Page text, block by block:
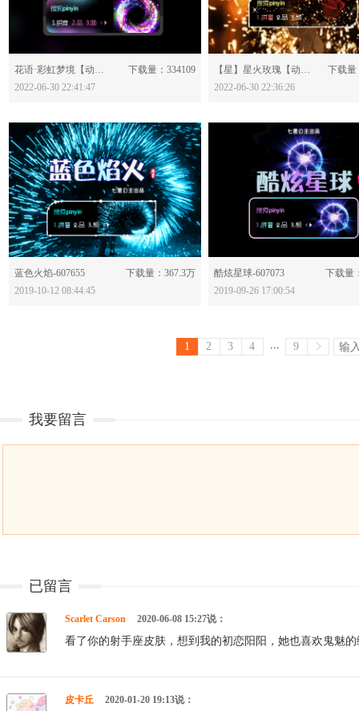
分享：
花语·彩虹梦境【动态】-628122
下载量：334109
2022-06-30 22:41:47
分享：
【星】星火玫瑰【动态】-628120
下载量
2022-06-30 22:36:26
分享：
蓝色火焰-607655
下载量：367.3万
2019-10-12 08:44:45
分享：
酷炫星球-607073
下载量
2019-09-26 17:00:54
1 2 3 4 ... 9
我要留言
已留言
Scarlet Carson 2020-06-08 15:27说：
看了你的射手座皮肤，想到我的初恋阳阳，她也喜欢鬼魅
皮卡丘 2020-01-20 19:13说：